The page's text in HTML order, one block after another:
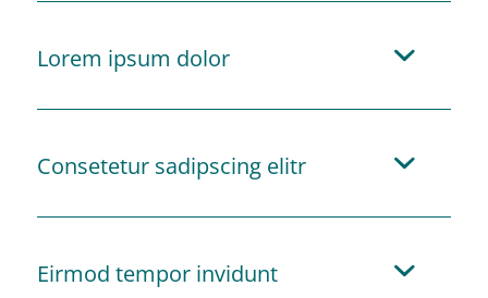
Lorem ipsum dolor
Consetetur sadipscing elitr
Eirmod tempor invidunt